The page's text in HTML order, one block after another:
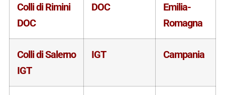
Colli di Rimini
DOC
DOC
Emilia-
Romagna
Colli di Salerno
IGT
IGT Campania